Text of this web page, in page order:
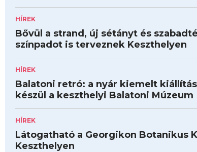
HÍREK
Bővül a strand, új sétányt és
színpadot is terveznek Keszthelyen
HÍREK
Balatoni retró: a nyár kiemelt
készül a keszthelyi Balatoni Múzeum
HÍREK
Látogatható a Georgikon Botanikus
Keszthelyen